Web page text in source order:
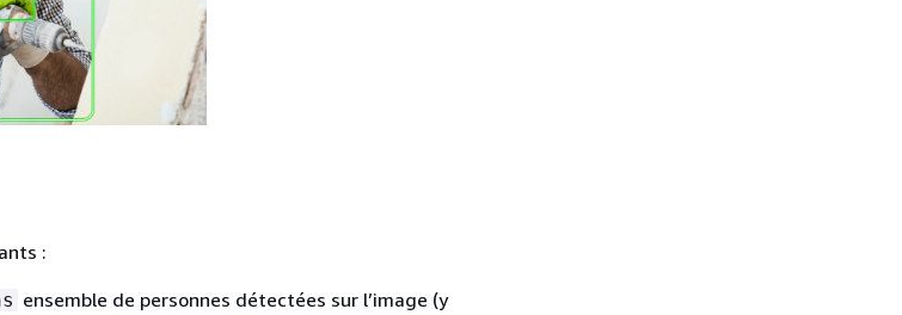
:
ensemble de personnes détectées sur l’image (y